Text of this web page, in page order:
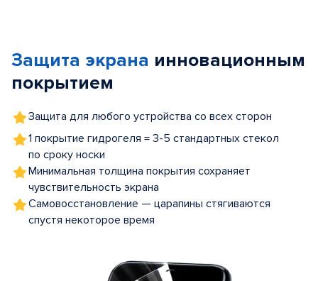
5
Защита экрана инновационным
покрытием
Защита для любого устройства со всех сторон
1 покрытие гидрогеля = 3-5 стандартных стекол
по сроку носки
Минимальная толщина покрытия сохраняет
чувствительность экрана
Самовосстановление — царапины стягиваются
спустя некоторое время